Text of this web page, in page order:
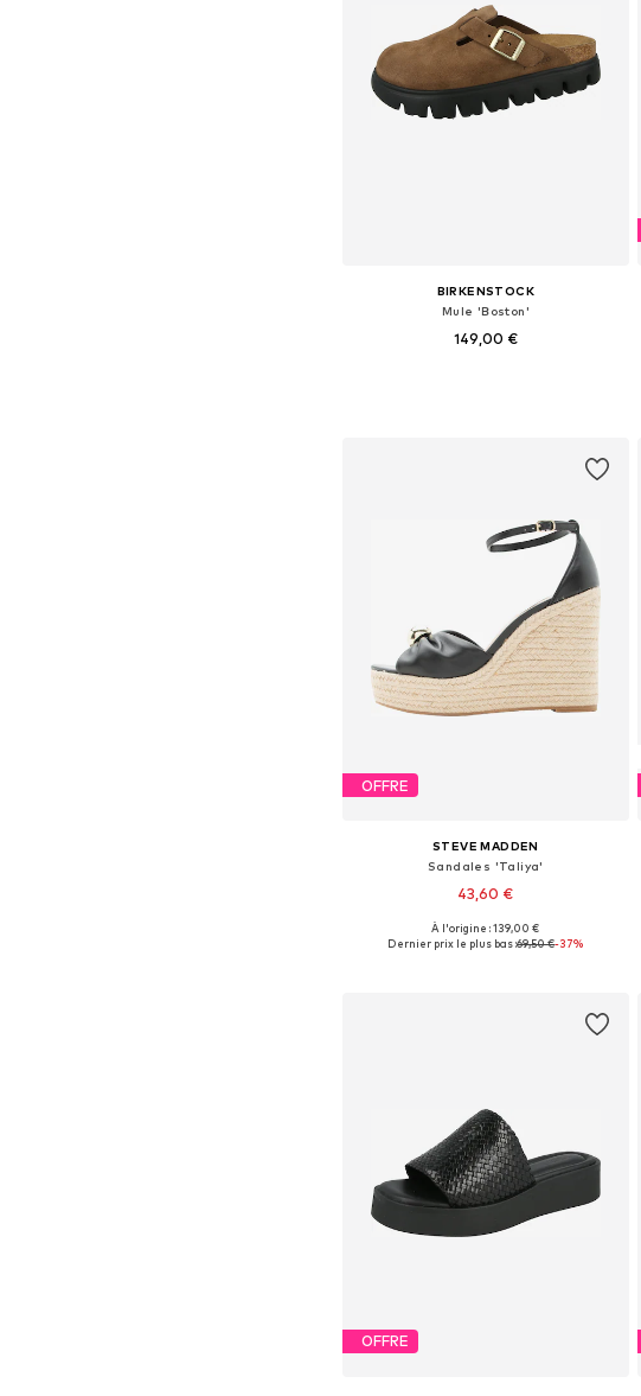
BIRKENSTOCK
Mule 'Boston'
149,00 €
OFFRE
STEVE MADDEN
Sandales 'Taliya'
43,60 €
Tailles disponibles: 38, 39, 40, 41
À l'origine : 139,00 €
Dernier prix le plus bas :69,50 €-37%
OFFRE